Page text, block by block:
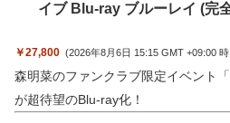
イブ Blu-ray ブルーレイ (完
￥27,800 (2026年8月6日 15:15 GMT +09:00
森明菜のファンクラブ限定イベント
が超待望のBlu-ray化！